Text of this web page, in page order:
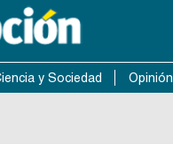
y Sociedad Opinión